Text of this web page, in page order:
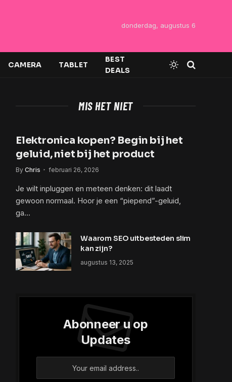
donderdag, augustus 6
CAMERA TABLET
BEST
DEALS
MIS HET NIET
Elektronica kopen? Begin bij het
geluid, niet bij het product
By Chris februari 26, 2026
Je wilt inpluggen en meteen denken: dit laadt
gewoon normaal. Hoor je een “piepend”-geluid,
ga…
Waarom SEO uitbesteden slim
kan zijn?
augustus 13, 2025
Abonneer u op
Updates